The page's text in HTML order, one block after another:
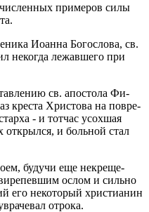
при­ме­ров силы
Иоан­на Бо­го­сло­ва, св.
неко­гда ле­жав­ше­го при
св. апо­сто­ла Фи­
кре­ста Хри­сто­ва на по­вре­
- и тот­час усох­шая
от­крыл­ся, и боль­ной стал
бу­дучи еще некре­ще­
ослом и силь­но
его неко­то­рый хри­сти­а­нин
от­ро­ка.